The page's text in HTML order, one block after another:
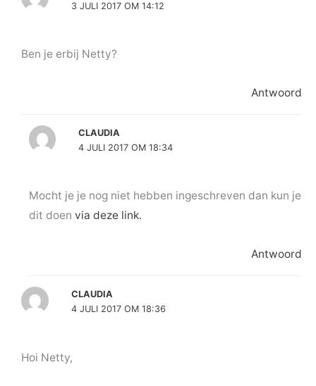
3 JULI 2017 OM 14:12
Ben je erbij Netty?
Antwoord
CLAUDIA
4 JULI 2017 OM 18:34
Mocht je je nog niet hebben ingeschreven dan kun je
dit doen via deze link.
Antwoord
CLAUDIA
4 JULI 2017 OM 18:36
Hoi Netty,